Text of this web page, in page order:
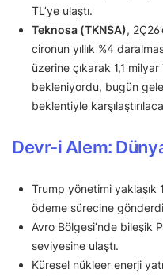
TL’ye ulaştı.
Teknosa (TKNSA),
cironun yıllık %4
üzerine çıkarak 1,1
bekleniyordu, bugün
beklentiyle
Devr-i Alem:
Trump yönetimi yaklaşık
ödeme sürecine
Avro Bölgesi’nde bileşik
seviyesine ulaştı.
Küresel nükleer enerji